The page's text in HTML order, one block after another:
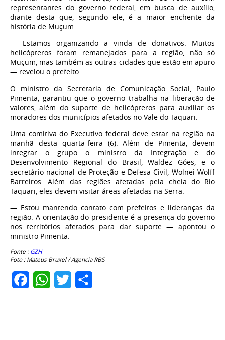
representantes do governo federal, em busca de auxílio,
diante desta que, segundo ele, é a maior enchente da
história de Muçum.
— Estamos organizando a vinda de donativos. Muitos
helicópteros foram remanejados para a região, não só
Muçum, mas também as outras cidades que estão em apuro
— revelou o prefeito.
O ministro da Secretaria de Comunicação Social, Paulo
Pimenta, garantiu que o governo trabalha na liberação de
valores, além do suporte de helicópteros para auxiliar os
moradores dos municípios afetados no Vale do Taquari.
Uma comitiva do Executivo federal deve estar na região na
manhã desta quarta-feira (6). Além de Pimenta, devem
integrar o grupo o ministro da Integração e do
Desenvolvimento Regional do Brasil, Waldez Góes, e o
secretário nacional de Proteção e Defesa Civil, Wolnei Wolff
Barreiros. Além das regiões afetadas pela cheia do Rio
Taquari, eles devem visitar áreas afetadas na Serra.
— Estou mantendo contato com prefeitos e lideranças da
região. A orientação do presidente é a presença do governo
nos territórios afetados para dar suporte — apontou o
ministro Pimenta.
Fonte :GZH
Foto : Mateus Bruxel / Agencia RBS
FacebookWhatsApp
Twitter